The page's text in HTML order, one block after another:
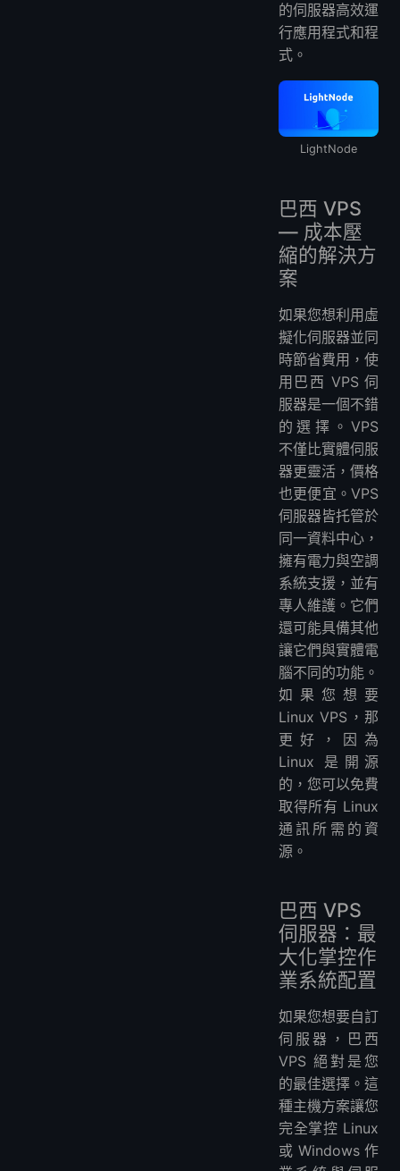
的伺服器高效運
行應用程式和程
式。
LightNode
巴西 VPS
— 成本壓
縮的解決方
案
如果您想利用虛
擬化伺服器並同
時節省費用，使
用巴西 VPS 伺
服器是一個不錯
的選擇。VPS
不僅比實體伺服
器更靈活，價格
也更便宜。VPS
伺服器皆托管於
同一資料中心，
擁有電力與空調
系統支援，並有
專人維護。它們
還可能具備其他
讓它們與實體電
腦不同的功能。
如果您想要
Linux VPS，那
更好，因為
Linux 是開源
的，您可以免費
取得所有 Linux
通訊所需的資
源。
巴西 VPS
伺服器：最
大化掌控作
業系統配置
如果您想要自訂
伺服器，巴西
VPS 絕對是您
的最佳選擇。這
種主機方案讓您
完全掌控 Linux
或 Windows 作